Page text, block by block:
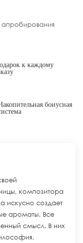
к каждому
бонусная
композитора
создает
ароматы. Все
смысл. В них